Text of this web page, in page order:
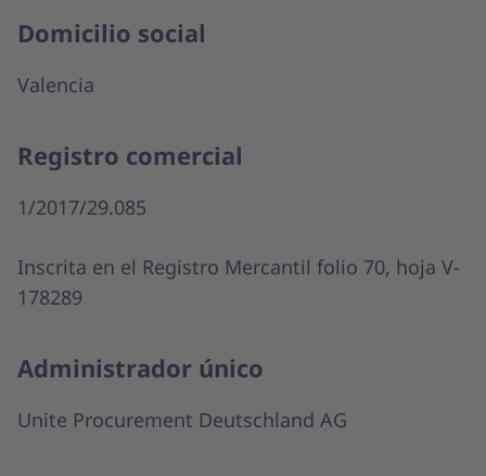
Domicilio social
Valencia
Registro comercial
1/2017/29.085
Inscrita en el Registro Mercantil folio 70, hoja V-
178289
Administrador único
Unite Procurement Deutschland AG